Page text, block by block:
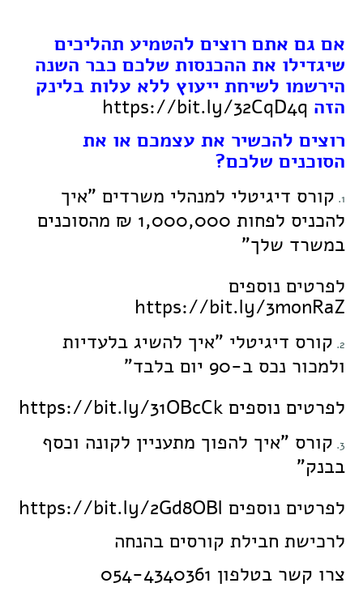
אם גם אתם רוצים להטמיע תהליכים
שיגדילו את ההכנסות שלכם כבר השנה
הירשמו לשיחת ייעוץ ללא עלות בלינק
הזה
רוצים להכשיר את עצמכם או את
הסוכנים שלכם?
קורס דיגיטלי למנהלי משרדים "איך
להכניס לפחות 1,000,000 ₪ מהסוכנים
במשרד שלך"
לפרטים נוספים
https://bit.ly/3monRaZ
קורס דיגיטלי "איך להשיג בלעדיות
ולמכור נכס ב-90 יום בלבד"
לפרטים נוספים https://bit.ly/31OBcCk
קורס "איך להפוך מתעניין לקונה וכסף
בבנק"
לפרטים נוספים
לרכישת חבילת קורסים בהנחה
צרו קשר בטלפון 054-4340361